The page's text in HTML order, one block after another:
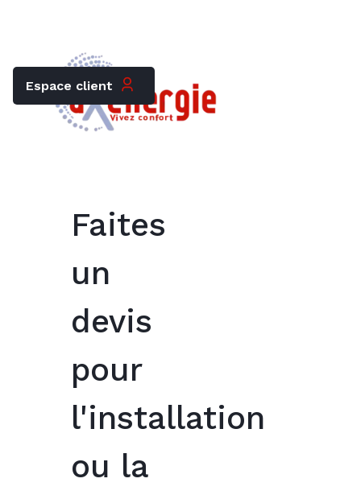
Espace client
Faites
un
devis
pour
l'installation
ou la